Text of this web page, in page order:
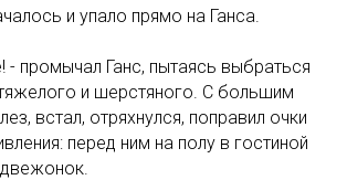
и упало прямо на Ганса.
- промычал Ганс, пытаясь выбраться
и шерстяного. С большим
встал, отряхнулся, поправил очки
перед ним на полу в гостиной